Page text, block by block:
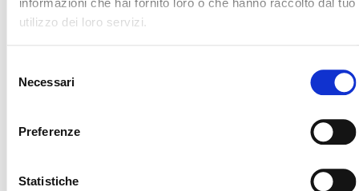
informazioni che hai fornito loro o che hanno raccolto dal tuo
utilizzo dei loro servizi.
delNecessari
Preferenze
Statistiche
Sistema automatizzato, totem e
Il modulo di MR-You® per l’accoglienza agli sportelli
consente agli utenti di attendere la chiamata
paziente viene avvisato tramite un segnale acustico
e un pop-up che indica il proprio numero e lo